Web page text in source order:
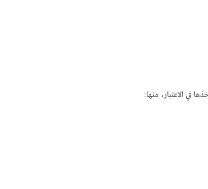
في الاعتبار، منها: